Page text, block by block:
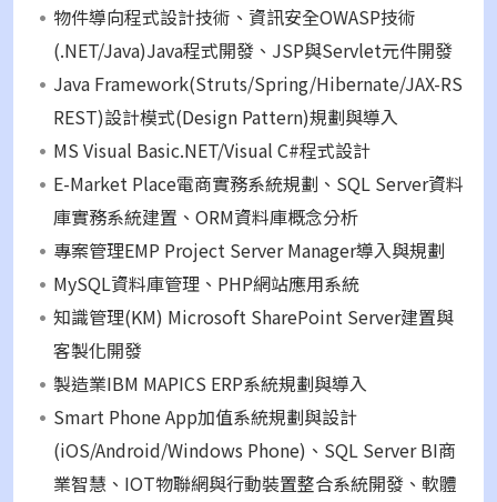
物件導向程式設計技術、資訊安全OWASP技術
(.NET/Java)Java程式開發、JSP與Servlet元件開發
Java Framework(Struts/Spring/Hibernate/JAX-RS
REST)設計模式(Design Pattern)規劃與導入
MS Visual Basic.NET/Visual C#程式設計
E-Market Place電商實務系統規劃、SQL Server資料
庫實務系統建置、ORM資料庫概念分析
專案管理EMP Project Server Manager導入與規劃
MySQL資料庫管理、PHP網站應用系統
知識管理(KM) Microsoft SharePoint Server建置與
客製化開發
製造業IBM MAPICS ERP系統規劃與導入
Smart Phone App加值系統規劃與設計
(iOS/Android/Windows Phone)、SQL Server BI商
業智慧、IOT物聯網與行動裝置整合系統開發、軟體